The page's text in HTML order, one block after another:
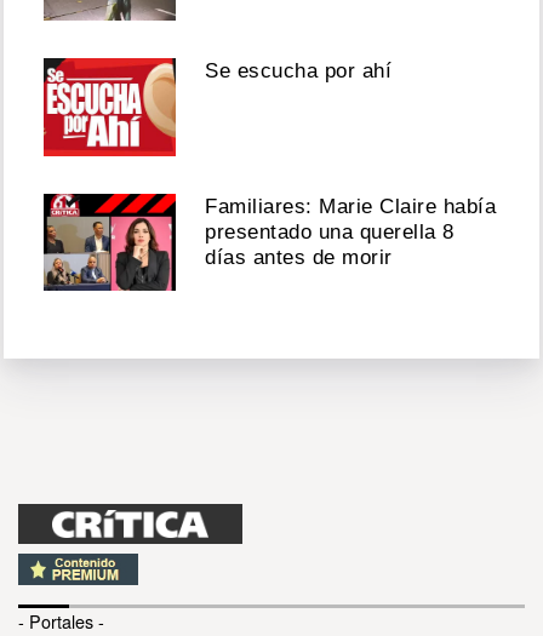
Se escucha por ahí
Familiares: Marie Claire había
presentado una querella 8
días antes de morir
- Portales -